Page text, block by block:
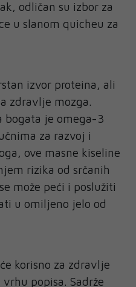
odličan su izbor za
u slanom quicheu za
izvor proteina, ali
zdravlje mozga.
bogata je omega-3
za razvoj i
ove masne kiseline
rizika od srčanih
može peći i poslužiti
u omiljeno jelo od
korisno za zdravlje
popisa. Sadrže